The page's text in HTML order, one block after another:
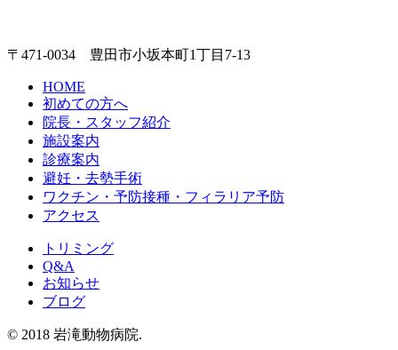
〒471-0034 豊田市小坂本町1丁目7-13
HOME
初めての方へ
院長・スタッフ紹介
施設案内
診療案内
避妊・去勢手術
ワクチン・予防接種・フィラリア予防
アクセス
トリミング
Q&A
お知らせ
ブログ
© 2018 岩滝動物病院.